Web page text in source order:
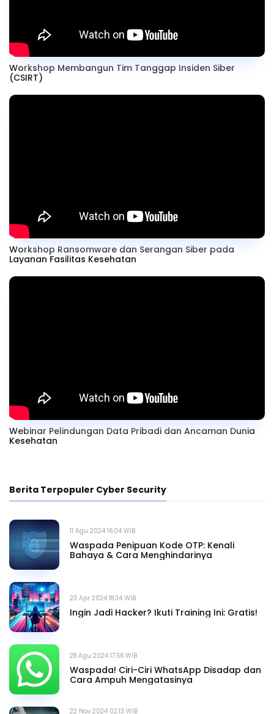
Workshop Membangun Tim Tanggap Insiden Siber
(CSIRT)
Workshop Ransomware dan Serangan Siber pada
Layanan Fasilitas Kesehatan
Webinar Pelindungan Data Pribadi dan Ancaman Dunia
Kesehatan
Berita Terpopuler Cyber Security
11 Agu 2024 16.04 WIB
Waspada Penipuan Kode OTP: Kenali
Bahaya & Cara Menghindarinya
23 Apr 2024 18.34 WIB
Ingin Jadi Hacker? Ikuti Training Ini: Gratis!
28 Agu 2024 17.56 WIB
Waspada! Ciri-Ciri WhatsApp Disadap dan
Cara Ampuh Mengatasinya
22 Nov 2024 02.13 WIB